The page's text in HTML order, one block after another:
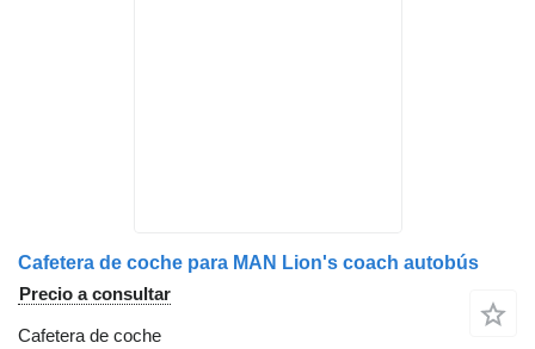
Cafetera de coche para MAN Lion's coach autobús
Precio a consultar
Cafetera de coche